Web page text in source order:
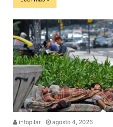
infopilar agosto 4, 2026